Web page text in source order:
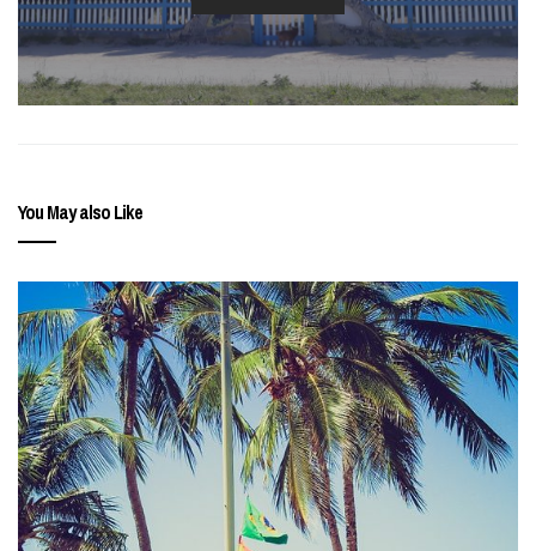
You May also Like